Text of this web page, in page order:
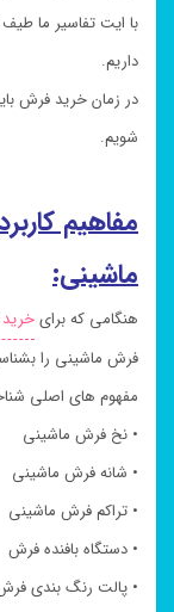
با ایت تفاسیر ما
داریم.
در زمان خرید فرش
شویم.
مفاهیم
ماشینی:
هنگامی که برای
فرش ماشینی را
مفهوم های اصلی
• نخ فرش ماشینی
• شانه فرش ماشینی
• تراکم فرش ماشینی
• دستگاه بافنده فرش
• پالت رنگ بندی